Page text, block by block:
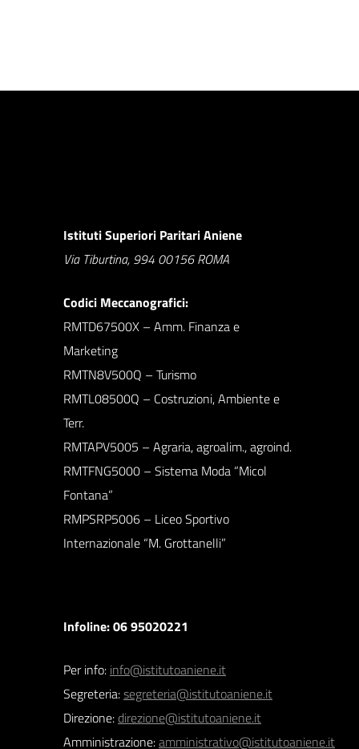
Istituti Superiori Paritari Aniene
Via Tiburtina, 994 00156 ROMA
Codici Meccanografici:
RMTD67500X – Amm. Finanza e
Marketing
RMTN8V500Q – Turismo
RMTL08500Q – Costruzioni, Ambiente e
Terr.
RMTAPV5005 – Agraria, agroalim., agroind.
RMTFNG5000 – Sistema Moda “Micol
Fontana”
RMPSRP5006 – Liceo Sportivo
Internazionale “M. Grottanelli”
Infoline: 06 95020221
Per info: info@istitutoaniene.it
Segreteria:segreteria@istitutoaniene.it
Direzione: direzione@istitutoaniene.it
Amministrazione:amministrativo@istitutoaniene.it